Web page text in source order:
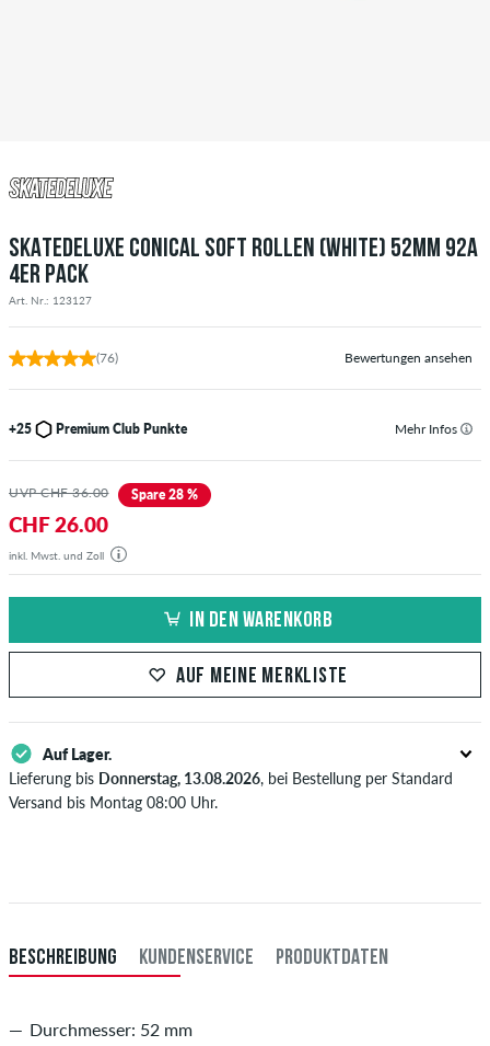
SKATEDELUXE CONICAL SOFT ROLLEN (WHITE) 52MM 92A
4ER PACK
Art. Nr.: 123127
(76) Bewertungen ansehen
+25 Premium Club Punkte Mehr Infos
UVP CHF 36.00 Spare 28 %
CHF 26.00
inkl. Mwst. und Zoll
IN DEN WARENKORB
AUF MEINE MERKLISTE
Auf Lager.
Lieferung bis Donnerstag, 13.08.2026, bei Bestellung per Standard
Versand bis Montag 08:00 Uhr.
Zahlung.
BESCHREIBUNG KUNDENSERVICE PRODUKTDATEN
Durchmesser: 52 mm